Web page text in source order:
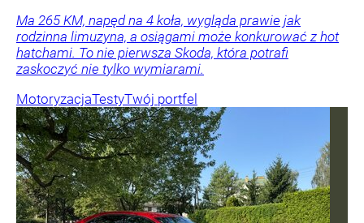
Ma 265 KM, napęd na 4 koła, wygląda prawie jak
rodzinna limuzyna, a osiągami może konkurować z hot
hatchami. To nie pierwsza Skoda, która potrafi
zaskoczyć nie tylko wymiarami.
MotoryzacjaTestyTwój portfel